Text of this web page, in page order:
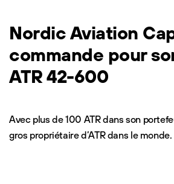
Nordic Aviation
commande pour
ATR 42-600
Avec plus de 100 ATR dans son
gros propriétaire d’ATR dans le monde.